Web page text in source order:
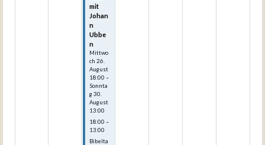
mit
Johan
n
Ubbe
n
Mittwo
ch 26.
August
18:00 –
Sonnta
g30.
August
13:00
18:00 –
13:00
Bibelta